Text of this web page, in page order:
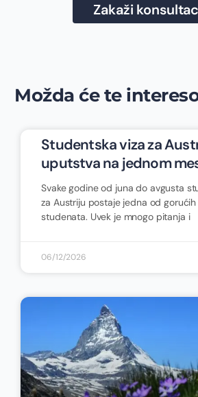
Zakaži
Možda će te
Studentska viza za
uputstva na jednom
Svake godine od juna do avgusta
za Austriju postaje jedna od
studenata. Uvek je mnogo pitanja i
06/12/2026